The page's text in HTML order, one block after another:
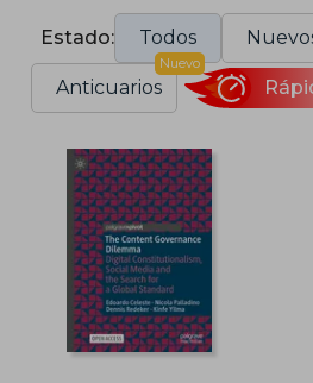
Estado: Todos
Anticuarios
Nuevo